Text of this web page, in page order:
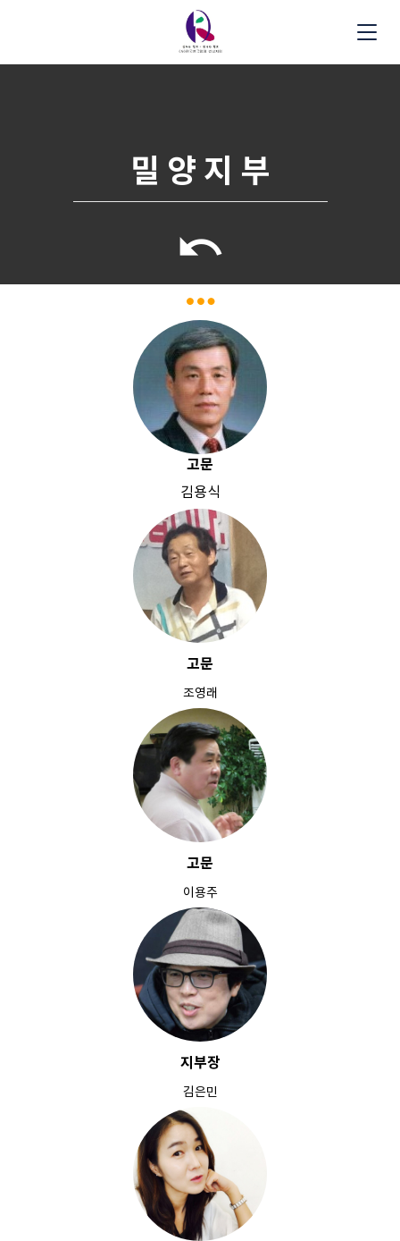
밀 양 지 부
undo
고문
김용식
고문
조영래
고문
이용주
지부장
김은민